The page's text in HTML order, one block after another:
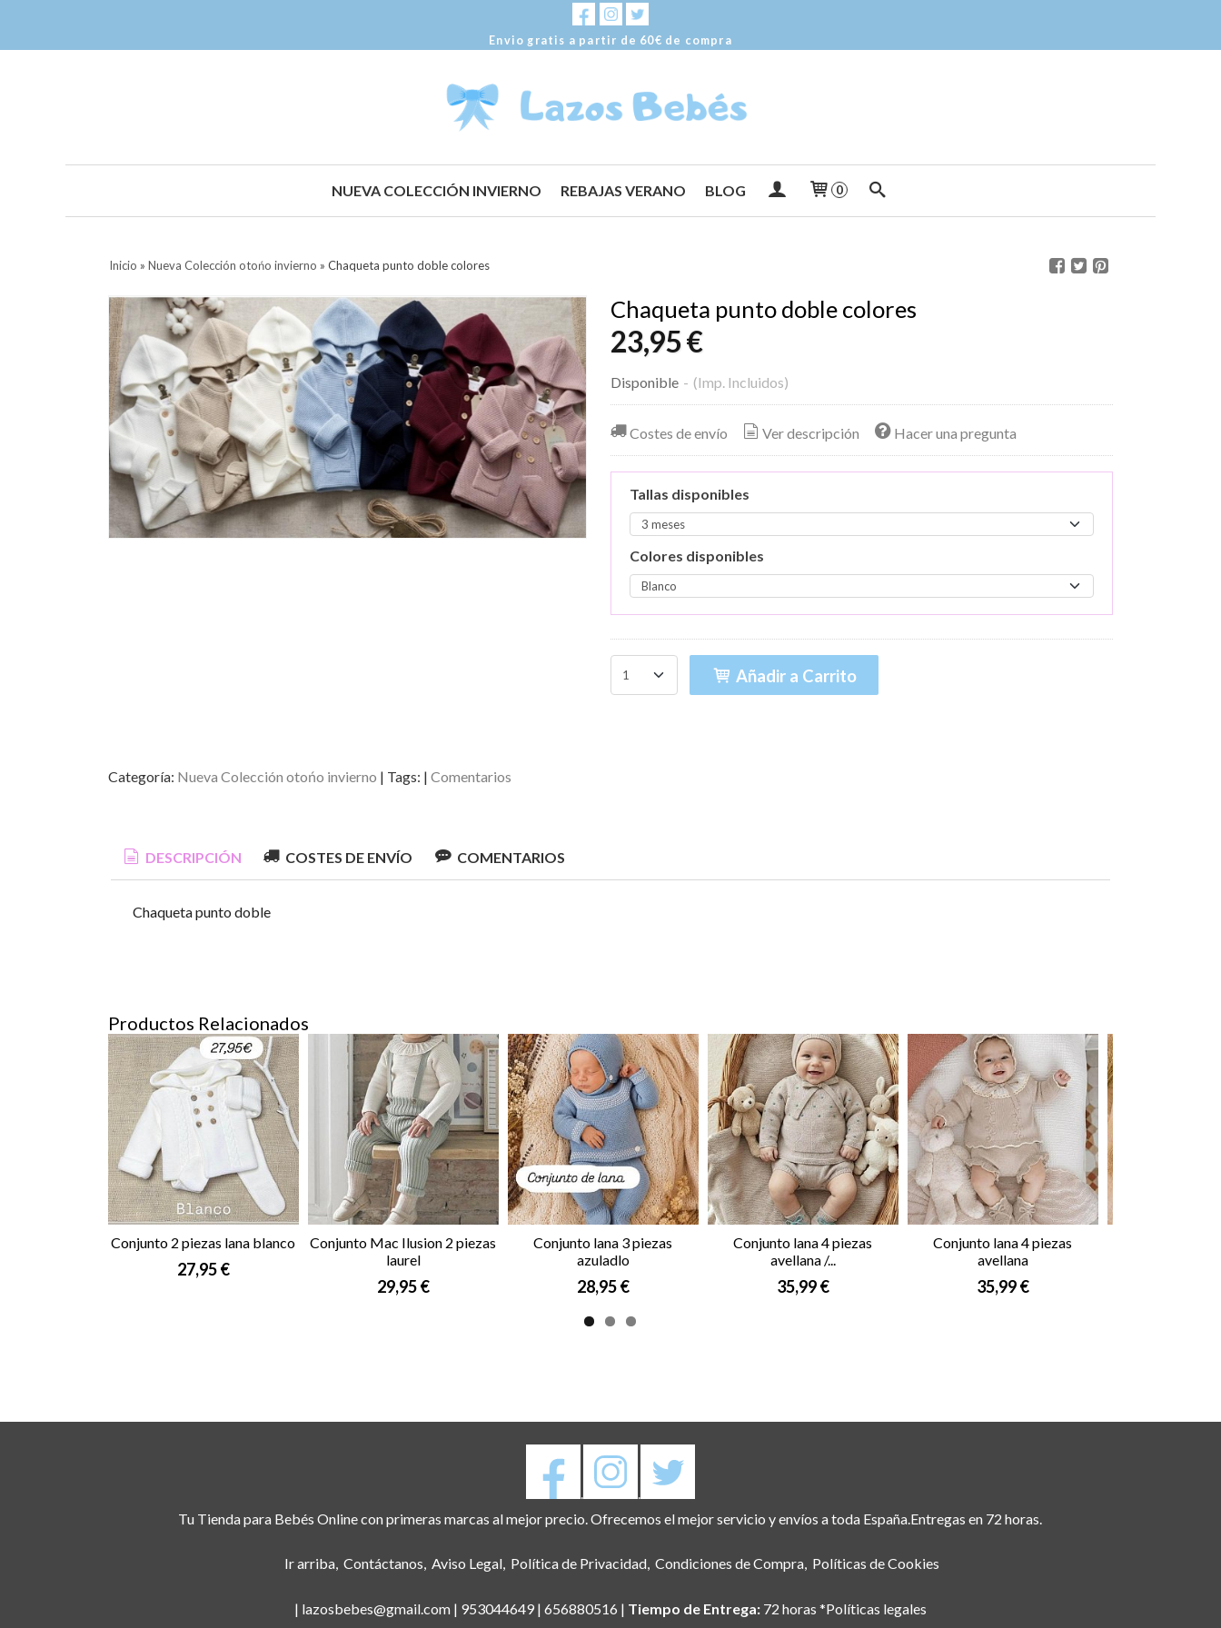
Envio gratis a partir de 60€ de compra
NUEVA COLECCIÓN INVIERNO REBAJAS VERANO BLOG 0
Inicio » Nueva Colección otońo invierno » Chaqueta punto doble colores
Chaqueta punto doble colores
23,95 €
Disponible - (Imp. Incluidos)
Costes de envío Ver descripción Hacer una pregunta
Tallas disponibles
Colores disponibles
Añadir a Carrito
Categoría: Nueva Colección otońo invierno | Tags: | Comentarios
DESCRIPCIÓN COSTES DE ENVÍO COMENTARIOS
Chaqueta punto doble
Productos Relacionados
Conjunto 2 piezas lana blanco
27,95 €
Conjunto Mac Ilusion 2 piezas
laurel
29,95 €
Conjunto lana 3 piezas
azuladlo
28,95 €
Conjunto lana 4 piezas
avellana /...
35,99 €
Conjunto lana 4 piezas
avellana
35,99 €
.
.
Tu Tienda para Bebés Online con primeras marcas al mejor precio. Ofrecemos el mejor servicio y envíos a toda España.Entregas en 72 horas.
Ir arriba Contáctanos Aviso Legal Política de Privacidad Condiciones de Compra Políticas de Cookies
| lazosbebes@gmail.com | 953044649| 656880516 | Tiempo de Entrega: 72 horas *Políticas legales